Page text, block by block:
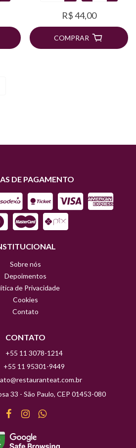
R$ 44,00
COMPRAR
DE PAGAMENTO
Sobre nós
Depoimentos
de Privacidade
Cookies
Contato
CONTATO
+55 11 3078-1214
+55 11 95301-9449
33 - São Paulo, CEP 01453-080
FacebookInstagramWhatsApp